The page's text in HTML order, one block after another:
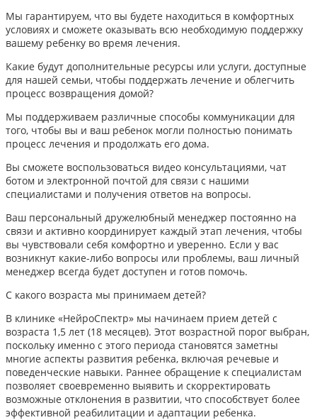
Мы гарантируем, что вы будете находиться в комфортных
условиях и сможете оказывать всю необходимую поддержку
вашему ребенку во время лечения.
Какие будут дополнительные ресурсы или услуги, доступные
для нашей семьи, чтобы поддержать лечение и облегчить
процесс возвращения домой?
Мы поддерживаем различные способы коммуникации для
того, чтобы вы и ваш ребенок могли полностью понимать
процесс лечения и продолжать его дома.
Вы сможете воспользоваться видео консультациями, чат
ботом и электронной почтой для связи с нашими
специалистами и получения ответов на вопросы.
Ваш персональный дружелюбный менеджер постоянно на
связи и активно координирует каждый этап лечения, чтобы
вы чувствовали себя комфортно и уверенно. Если у вас
возникнут какие-либо вопросы или проблемы, ваш личный
менеджер всегда будет доступен и готов помочь.
С какого возраста мы принимаем детей?
В клинике «НейроСпектр» мы начинаем прием детей с
возраста 1,5 лет (18 месяцев). Этот возрастной порог выбран,
поскольку именно с этого периода становятся заметны
многие аспекты развития ребенка, включая речевые и
поведенческие навыки. Раннее обращение к специалистам
позволяет своевременно выявить и скорректировать
возможные отклонения в развитии, что способствует более
эффективной реабилитации и адаптации ребенка.​